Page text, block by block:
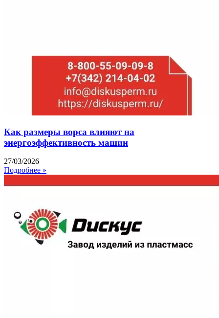
Как размеры ворса влияют на
энергоэффективность машин
27/03/2026
Подробнее »